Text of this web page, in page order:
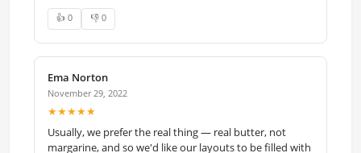
👍 0 👎 0
Ema Norton
November 29, 2022
★★★★★
Usually, we prefer the real thing — real butter, not
margarine, and so we'd like our layouts to be filled with